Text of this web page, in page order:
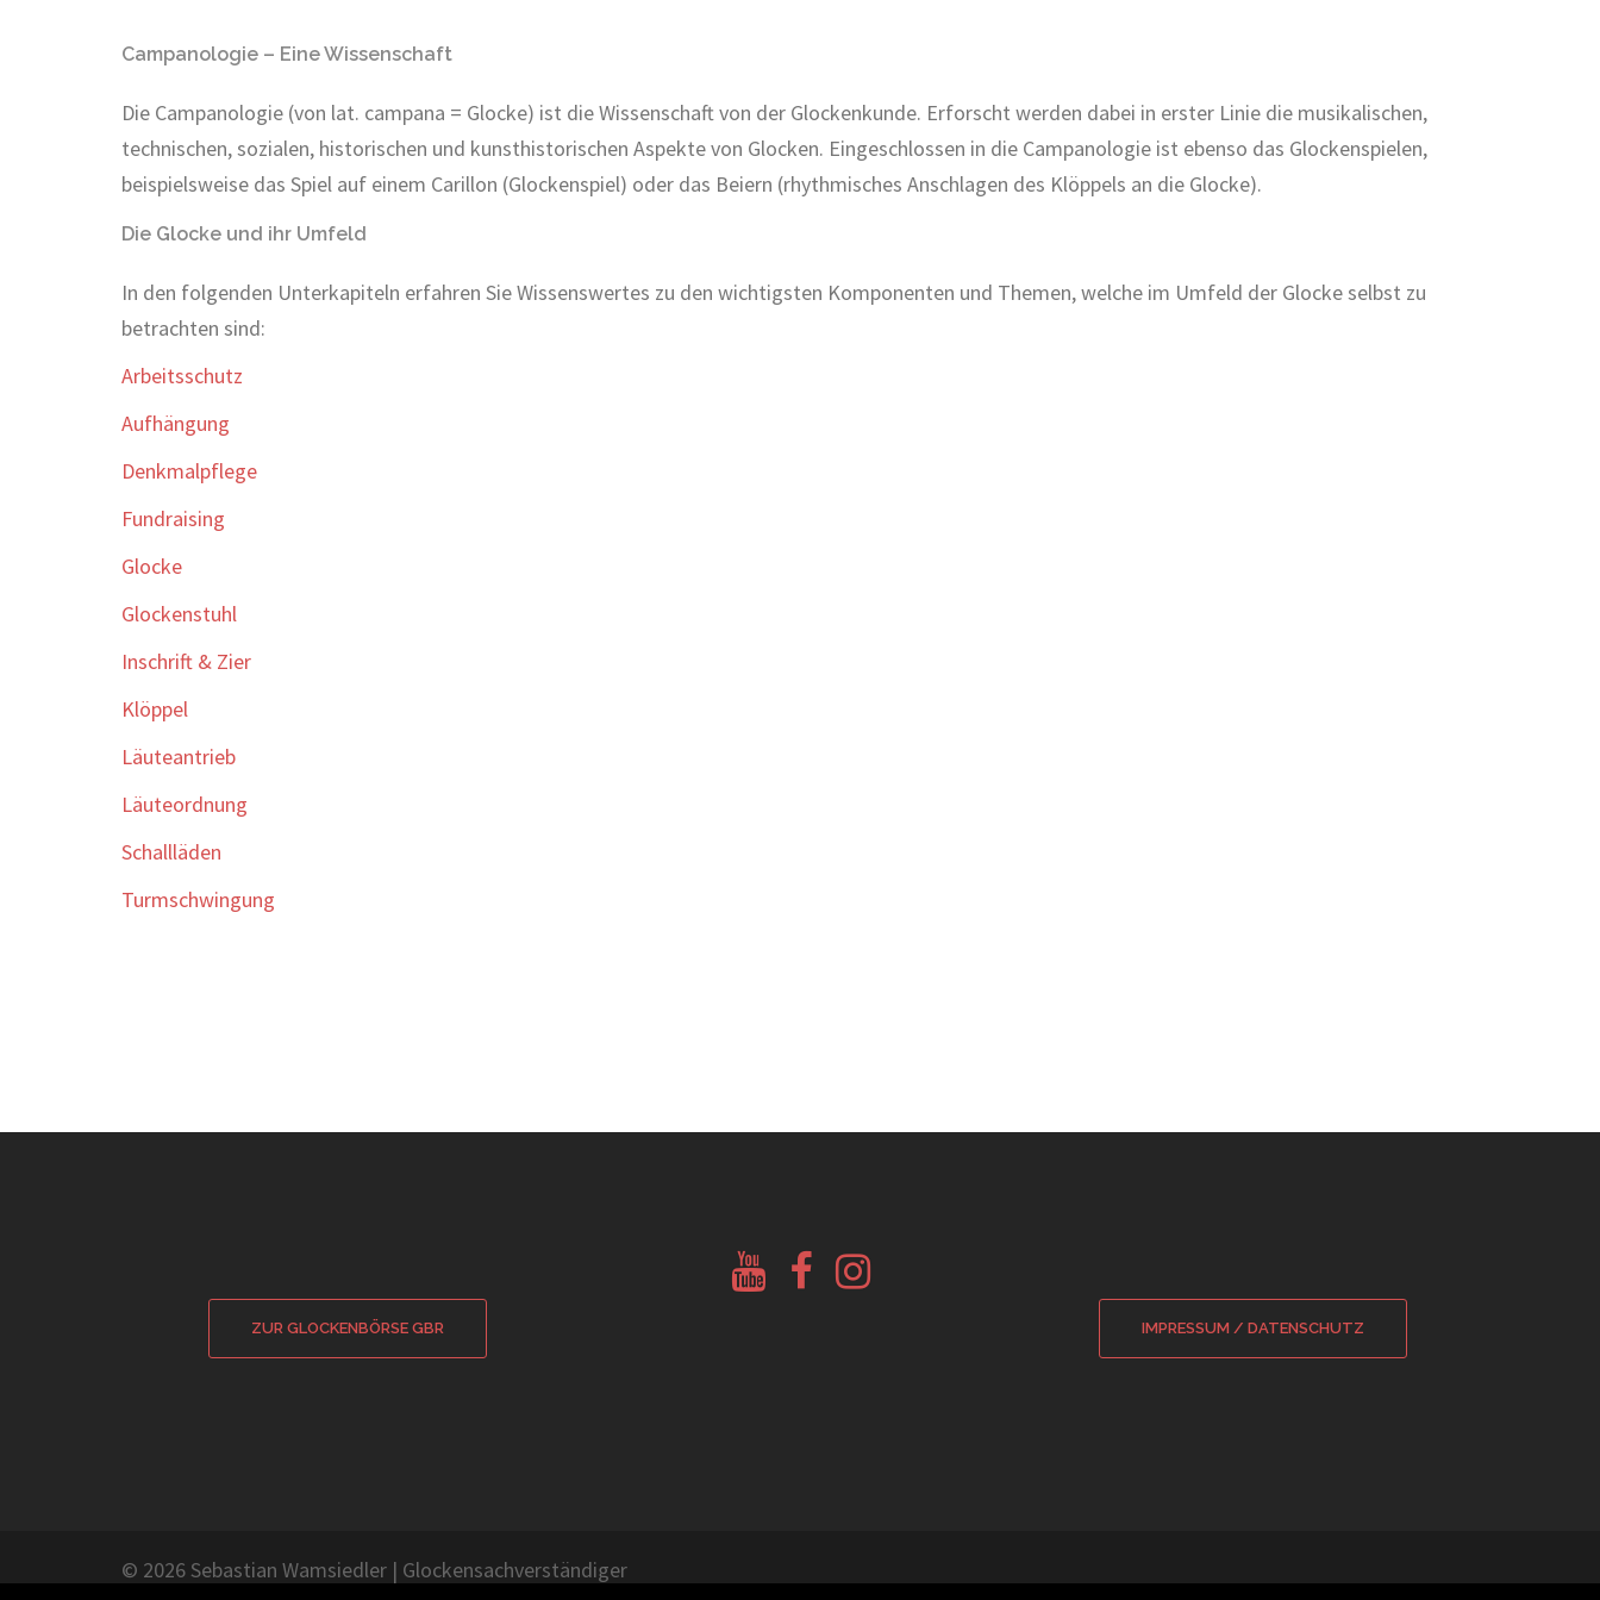
Campanologie – Eine Wissenschaft
Die Campanologie (von lat. campana = Glocke) ist die Wissenschaft von der Glockenkunde. Erforscht werden dabei in erster Linie die musikalischen,
technischen, sozialen, historischen und kunsthistorischen Aspekte von Glocken. Eingeschlossen in die Campanologie ist ebenso das Glockenspielen,
beispielsweise das Spiel auf einem Carillon (Glockenspiel) oder das Beiern (rhythmisches Anschlagen des Klöppels an die Glocke).
Die Glocke und ihr Umfeld
In den folgenden Unterkapiteln erfahren Sie Wissenswertes zu den wichtigsten Komponenten und Themen, welche im Umfeld der Glocke selbst zu
betrachten sind:
Arbeitsschutz
Aufhängung
Denkmalpflege
Fundraising
Glocke
Glockenstuhl
Inschrift & Zier
Klöppel
Läuteantrieb
Läuteordnung
Schallläden
Turmschwingung
ZUR GLOCKENBÖRSE GBR
Youtube
Glockenberatung
Facebook
Glockenbörse
Instagram
Glockenbörse
IMPRESSUM / DATENSCHUTZ
© 2026 Sebastian Wamsiedler | Glockensachverständiger